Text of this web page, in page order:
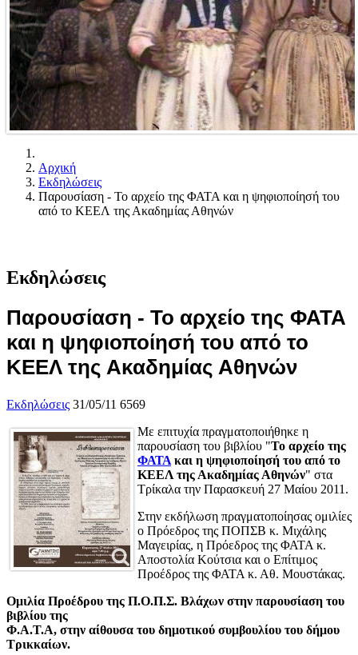
Αρχική
Εκδηλώσεις
Παρουσίαση - Το αρχείο της ΦΑΤΑ και η ψηφιοποίησή του
από το ΚΕΕΛ της Ακαδημίας Αθηνών
Εκδηλώσεις
Παρουσίαση - Το αρχείο της ΦΑΤΑ
και η ψηφιοποίησή του από το
ΚΕΕΛ της Ακαδημίας Αθηνών
Εκδηλώσεις 31/05/11 6569
Με επιτυχία πραγματοποιήθηκε η
παρουσίαση του βιβλίου "Το αρχείο της
ΦΑΤΑ και η ψηφιοποίησή του από το
ΚΕΕΛ της Ακαδημίας Αθηνών" στα
Τρίκαλα την Παρασκευή 27 Μαίου 2011.
Στην εκδήλωση πραγματοποίησας ομιλίες
ο Πρόεδρος της ΠΟΠΣΒ κ. Μιχάλης
Μαγειρίας, η Πρόεδρος της ΦΑΤΑ κ.
Αποστολία Κούτσια και ο Επίτιμος
Προέδρος της ΦΑΤΑ κ. Αθ. Μουστάκας.
Ομιλία Προέδρου της Π.Ο.Π.Σ. Βλάχων στην παρουσίαση του
βιβλίου της
Φ.Α.Τ.Α, στην αίθουσα του δημοτικού συμβουλίου του δήμου
Τρικκαίων.